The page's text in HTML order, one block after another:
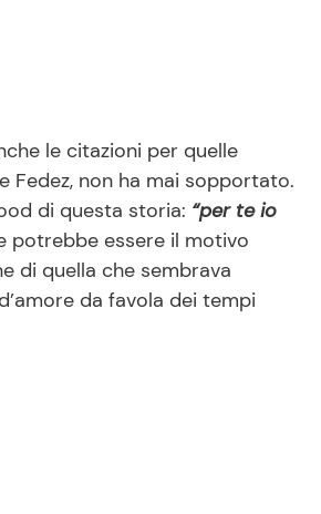
le citazioni per quelle
Fedez, non ha mai sopportato.
di questa storia: “per te io
potrebbe essere il motivo
di quella che sembrava
da favola dei tempi